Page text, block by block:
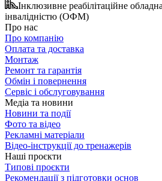
Інклюзивне реабілітаційне
інвалідністю (ОФМ)
Про нас
Про компанію
Оплата та доставка
Монтаж
Ремонт та гарантія
Обмін і повернення
Сервіс і обслуговування
Медіа та новини
Новини та події
Фото та відео
Рекламні матеріали
Відео-інструкції до тренажерів
Наші проєкти
Типові проєкти
Рекомендації з підготовки основ